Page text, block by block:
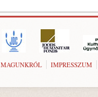
MAGUNKRÓL IMPRESSZUM